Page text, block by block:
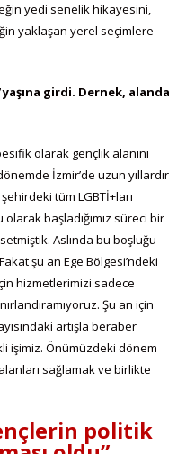
yedi senelik hikayesini,
yaklaşan yerel seçimlere
yaşına girdi. Dernek, alanda
olarak gençlik alanını
İzmir’de uzun yıllardır
tüm LGBTİ+ları
başladığımız süreci bir
Aslında bu boşluğu
şu an Ege Bölgesi’ndeki
hizmetlerimizi sadece
Şu an için
artışla beraber
işimiz. Önümüzdeki dönem
sağlamak ve birlikte
politik